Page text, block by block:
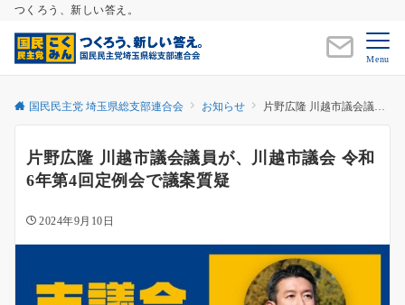
つくろう、新しい答え。
Menu
国民民主党 埼玉県総支部連合会 お知らせ 片野広隆 川越市議会議員が、川越市議会 令和6年第4回定例会で議案質疑
片野広隆 川越市議会議員が、川越市議会 令和
6年第4回定例会で議案質疑
2024年9月10日